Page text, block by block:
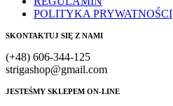
POLITYKA PRYWATNOŚCI
SKONTAKTUJ SIĘ Z NAMI
(+48) 606-344-125
strigashop@gmail.com
JESTEŚMY SKLEPEM ON-LINE